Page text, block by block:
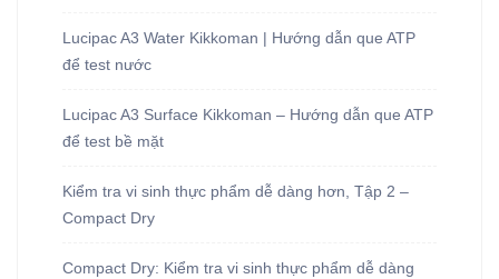
Lucipac A3 Water Kikkoman | Hướng dẫn que ATP
để test nước
Lucipac A3 Surface Kikkoman – Hướng dẫn que ATP
để test bề mặt
Kiểm tra vi sinh thực phẩm dễ dàng hơn, Tập 2 –
Compact Dry
Compact Dry: Kiểm tra vi sinh thực phẩm dễ dàng